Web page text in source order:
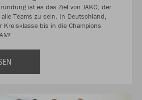
ist es das Ziel von JAKO, der
Teams zu sein. In Deutschland,
Kreisklasse bis in die Champions